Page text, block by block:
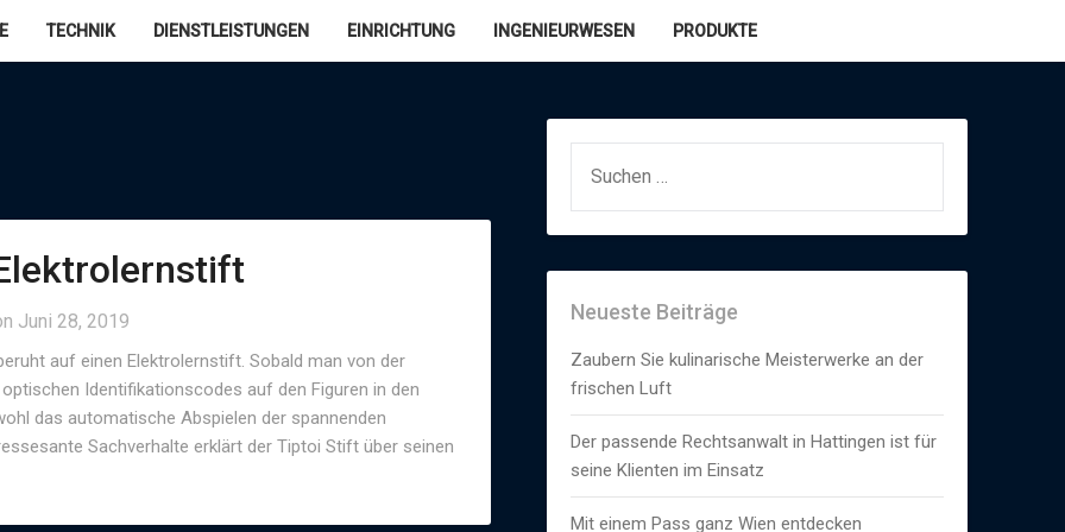
TECHNIK DIENSTLEISTUNGEN EINRICHTUNG INGENIEURWESEN PRODUKTE
Juni 28, 2019
auf einen Elektrolernstift. Sobald man von der
Identifikationscodes auf den Figuren in den
das automatische Abspielen der spannenden
Sachverhalte erklärt der Tiptoi Stift über seinen
NACH:
Neueste Beiträge
Zaubern Sie kulinarische Meisterwerke an der
frischen Luft
Der passende Rechtsanwalt in Hattingen ist für
seine Klienten im Einsatz
Mit einem Pass ganz Wien entdecken